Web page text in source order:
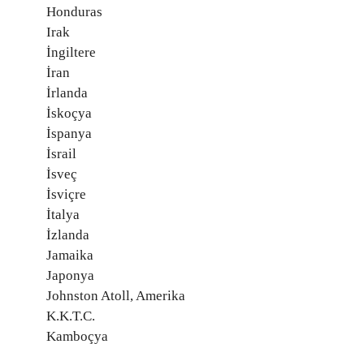
Honduras
Irak
İngiltere
İran
İrlanda
İskoçya
İspanya
İsrail
İsveç
İsviçre
İtalya
İzlanda
Jamaika
Japonya
Johnston Atoll, Amerika
K.K.T.C.
Kamboçya